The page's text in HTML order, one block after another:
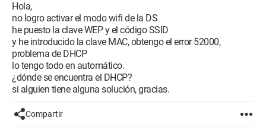
Hola,
no logro activar el modo wifi de la DS
he puesto la clave WEP y el código SSID
y he introducido la clave MAC, obtengo el error 52000,
problema de DHCP
lo tengo todo en automático.
¿dónde se encuentra el DHCP?
si alguien tiene alguna solución, gracias.
Compartir